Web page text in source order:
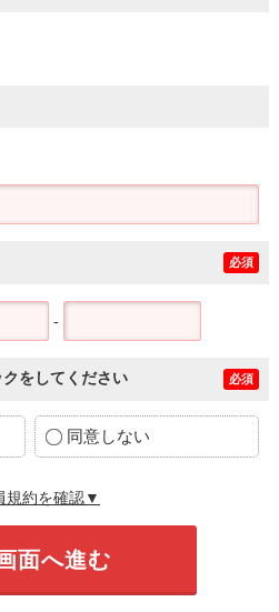
必須
-
をしてください 必須
同意しない
規約を確認▼